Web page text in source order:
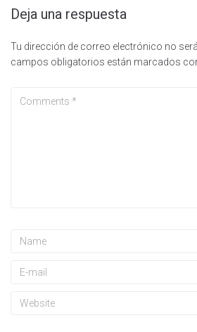
Deja una respuesta
Tu dirección de correo electrónico no
campos obligatorios están marcados